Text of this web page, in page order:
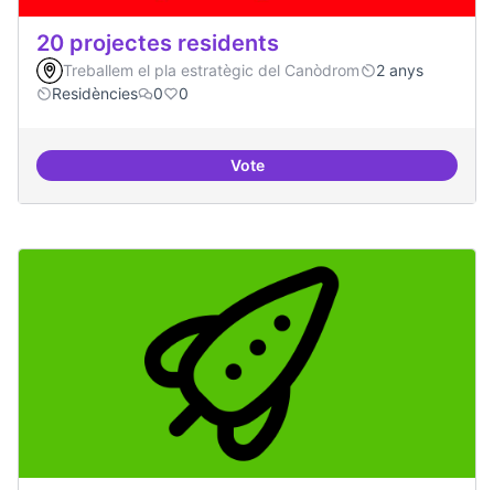
20 projectes residents
Treballem el pla estratègic del Canòdrom
2 anys
Residències
0 0
Vote20 projectes residents